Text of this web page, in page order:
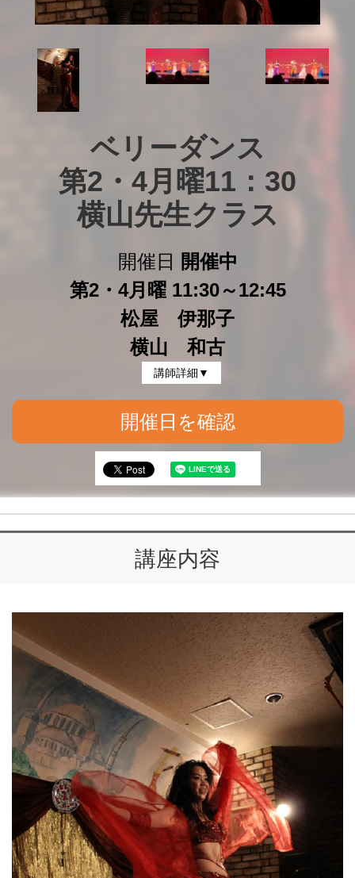
ベリーダンス
第2・4月曜11：30
横山先生クラス
開催日
開催中
第2・4月曜 11:30～12:45
松屋 伊那子
横山 和古
講師詳細▼
開催日を確認
講座内容